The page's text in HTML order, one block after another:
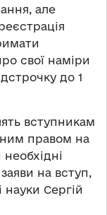
але
свої наміри
до 1
вступникам
правом на
на вступ,
науки Сергій